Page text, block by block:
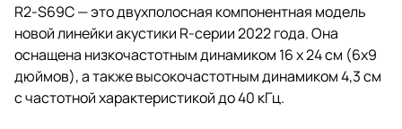
R2-S69C — это двухполосная компонентная модель
новой линейки акустики R-серии 2022 года. Она
оснащена низкочастотным динамиком 16 x 24 см (6х9
дюймов), а также высокочастотным динамиком 4,3 см
с частотной характеристикой до 40 кГц.